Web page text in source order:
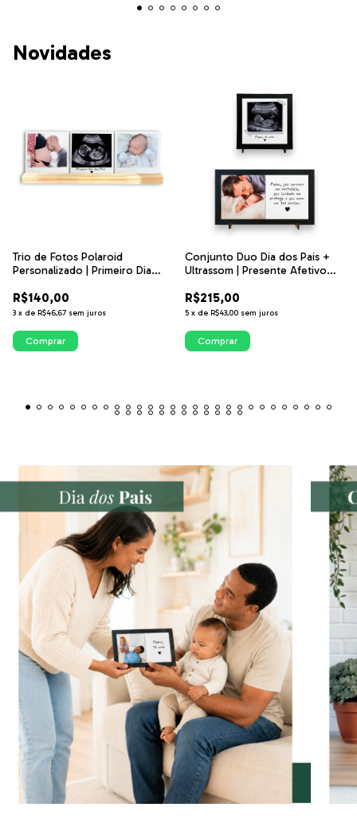
Novidades
Trio de Fotos Polaroid
Personalizado | Primeiro Dia
R$140,00
3 x de R$46,67 sem juros
Conjunto Duo Dia dos Pais +
Ultrassom | Presente Afetivo
R$215,00
5 x de R$43,00 sem juros
Comprar